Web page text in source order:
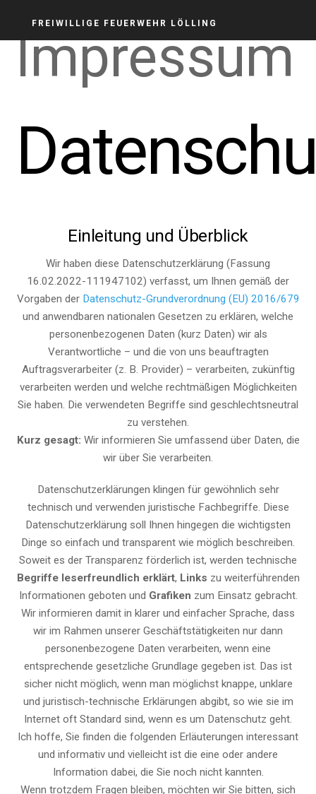
FREIWILLIGE FEUERWEHR LÖLLING
Impressum
Einleitung und Überblick
Wir haben diese Datenschutzerklärung (Fassung
16.02.2022-111947102) verfasst, um Ihnen gemäß der
Vorgaben der Datenschutz-Grundverordnung (EU) 2016/679
und anwendbaren nationalen Gesetzen zu erklären, welche
personenbezogenen Daten (kurz Daten) wir als
Verantwortliche – und die von uns beauftragten
Auftragsverarbeiter (z. B. Provider) – verarbeiten, zukünftig
verarbeiten werden und welche rechtmäßigen Möglichkeiten
Sie haben. Die verwendeten Begriffe sind geschlechtsneutral
zu verstehen.
Kurz gesagt: Wir informieren Sie umfassend über Daten, die
wir über Sie verarbeiten.
Datenschutzerklärungen klingen für gewöhnlich sehr
technisch und verwenden juristische Fachbegriffe. Diese
Datenschutzerklärung soll Ihnen hingegen die wichtigsten
Dinge so einfach und transparent wie möglich beschreiben.
Soweit es der Transparenz förderlich ist, werden technische
Begriffe leserfreundlich erklärt, Links zu weiterführenden
Informationen geboten und Grafiken zum Einsatz gebracht.
Wir informieren damit in klarer und einfacher Sprache, dass
wir im Rahmen unserer Geschäftstätigkeiten nur dann
personenbezogene Daten verarbeiten, wenn eine
entsprechende gesetzliche Grundlage gegeben ist. Das ist
sicher nicht möglich, wenn man möglichst knappe, unklare
und juristisch-technische Erklärungen abgibt, so wie sie im
Internet oft Standard sind, wenn es um Datenschutz geht.
Ich hoffe, Sie finden die folgenden Erläuterungen interessant
und informativ und vielleicht ist die eine oder andere
Information dabei, die Sie noch nicht kannten.
Wenn trotzdem Fragen bleiben, möchten wir Sie bitten, sich